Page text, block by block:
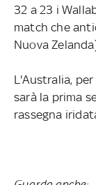
32 a 23 i
match che
Nuova
L'Australia,
sarà la prima
rassegna